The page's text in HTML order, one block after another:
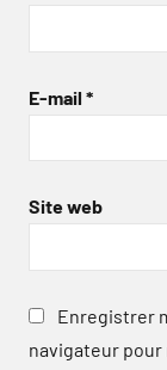
E-mail *
Site web
Enregistrer
navigateur pour